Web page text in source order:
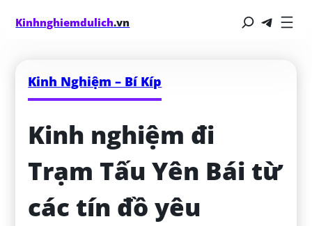
Kinhnghiemdulich.vn
Kinh Nghiệm – Bí Kíp
Kinh nghiệm đi
Trạm Tấu Yên Bái từ
các tín đồ yêu